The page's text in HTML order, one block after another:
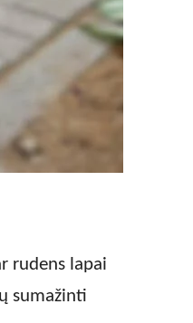
rudens lapai
sumažinti